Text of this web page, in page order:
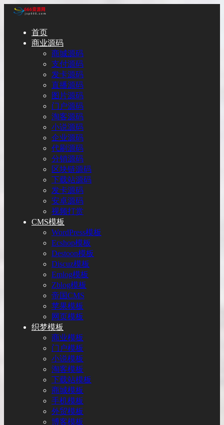
首页
商业源码
商城源码
支付源码
发卡源码
直播源码
图片源码
门户源码
淘客源码
小说源码
企业源码
代刷源码
分销源码
区块链源码
下载站源码
发卡源码
安卓源码
视频打赏
CMS模板
WordPress模板
Ecshop模板
Destoon模板
Discuz模板
Emlog模板
Zblog模板
帝国CMS
苹果模板
网页模板
织梦模板
商业模板
门户模板
小说模板
淘客模板
下载站模板
商城模板
手机模板
外贸模板
博客模板